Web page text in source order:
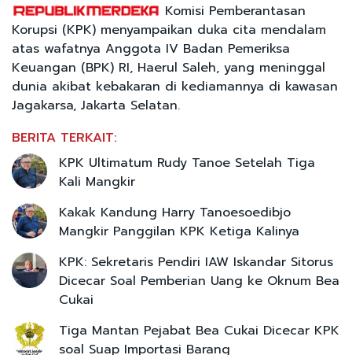
Komisi Pemberantasan
Korupsi (KPK) menyampaikan duka cita mendalam
atas wafatnya Anggota IV Badan Pemeriksa
Keuangan (BPK) RI, Haerul Saleh, yang meninggal
dunia akibat kebakaran di kediamannya di kawasan
Jagakarsa, Jakarta Selatan.
BERITA TERKAIT:
KPK Ultimatum Rudy Tanoe Setelah Tiga
Kali Mangkir
Kakak Kandung Harry Tanoesoedibjo
Mangkir Panggilan KPK Ketiga Kalinya
KPK: Sekretaris Pendiri IAW Iskandar Sitorus
Dicecar Soal Pemberian Uang ke Oknum Bea
Cukai
Tiga Mantan Pejabat Bea Cukai Dicecar KPK
soal Suap Importasi Barang